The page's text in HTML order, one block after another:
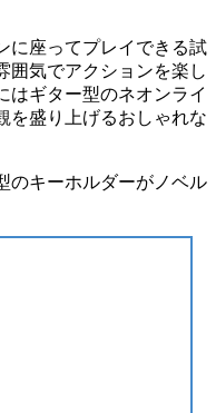
に座ってプレイできる試
囲気でアクションを楽し
はギター型のネオンライ
を盛り上げるおしゃれな
のキーホルダーがノベル